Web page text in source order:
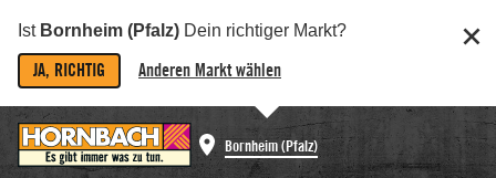
Ist Bornheim (Pfalz) Dein richtiger Markt?
JA, RICHTIG Anderen Markt wählen
Bornheim (Pfalz)